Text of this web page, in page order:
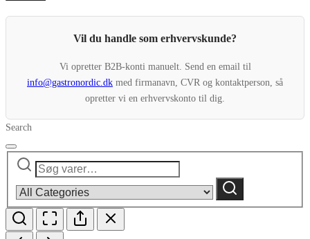
Vil du handle som erhvervskunde?
Vi opretter B2B-konti manuelt. Send en email til
info@gastronordic.dk med firmanavn, CVR og kontaktperson, så
opretter vi en erhvervskonto til dig.
Search
Søg
category:
Søg